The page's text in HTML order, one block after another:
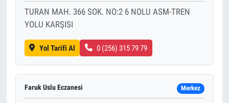
TURAN MAH. 366 SOK. NO:2 6 NOLU ASM-TREN
YOLU KARŞISI
Yol Tarifi Al 0 (256) 315 79 79
Faruk Uslu Eczanesi Merkez